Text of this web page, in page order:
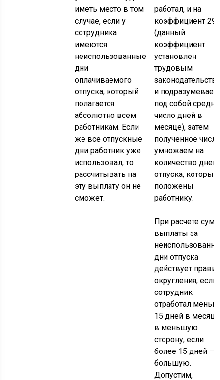
иметь место в том
случае, если у
сотрудника
имеются
неиспользованные
дни
оплачиваемого
отпуска, который
полагается
абсолютно всем
работникам. Если
же все отпускные
дни работник уже
использовал, то
рассчитывать на
эту выплату он не
сможет.
работал, и на
коэффициент
(данный
коэффициент
установлен
трудовым
и подразумевает
под собой
число дней в
месяце), затем
полученное
умножаем на
количество дней
отпуска, которые
положены
работнику.
При расчете
выплаты за
дни отпуска
действует
округления, если
сотрудник
отработал
15 дней в месяц
в меньшую
сторону, если
более 15 дней –
большую.
Допустим,